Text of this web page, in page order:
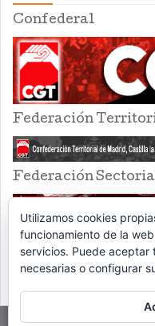
Confederal
Federación
Federación
Utilizamos cookies
funcionamiento de la
servicios. Puede aceptar
necesarias o configurar